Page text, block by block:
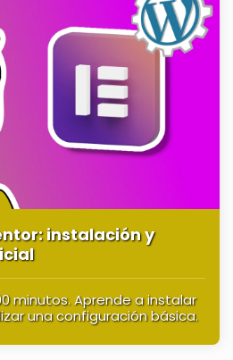
instalación y
minutos. Aprende a instalar
una configuración básica.